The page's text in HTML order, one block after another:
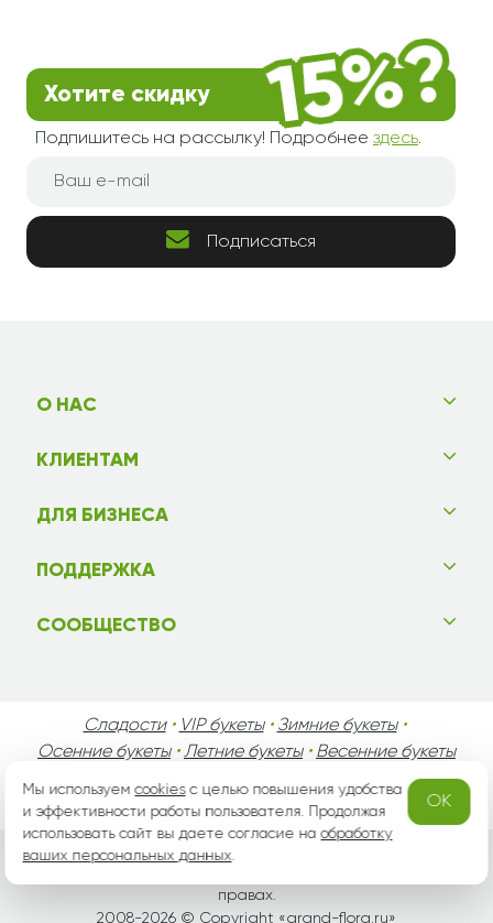
Хотите скидку
Подпишитесь на рассылку! Подробнее здесь.
Подписаться
О НАС
КЛИЕНТАМ
ДЛЯ БИЗНЕСА
ПОДДЕРЖКА
СООБЩЕСТВО
Сладости• VIP букеты• Зимние букеты•
Осенние букеты•Летние букеты• Весенние букеты
•
День Мужчин•Праздники!
правах.
2008-2026 © Copyright «grand-flora.ru»
Мы используемcookiesс целью повышения удобства
и эффективности работы пользователя. Продолжая
использовать сайт вы даете согласие наобработку
ваших персональных данных.
OK